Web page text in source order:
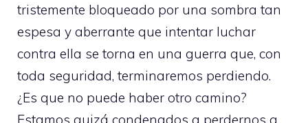
tristemente bloqueado por una sombra tan
espesa y aberrante que intentar luchar
contra ella se torna en una guerra que, con
toda seguridad, terminaremos perdiendo.
¿Es que no puede haber otro camino?
Estamos quizá condenados a perdernos a